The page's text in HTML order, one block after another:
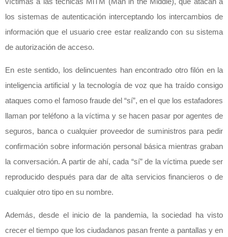
los sistemas de autenticación interceptando los intercambios de
información que el usuario cree estar realizando con su sistema
de autorización de acceso.
En este sentido, los delincuentes han encontrado otro filón en la
inteligencia artificial y la tecnología de voz que ha traído consigo
ataques como el famoso fraude del “sí”, en el que los estafadores
llaman por teléfono a la víctima y se hacen pasar por agentes de
seguros, banca o cualquier proveedor de suministros para pedir
confirmación sobre información personal básica mientras graban
la conversación. A partir de ahí, cada “sí” de la víctima puede ser
reproducido después para dar de alta servicios financieros o de
cualquier otro tipo en su nombre.
Además, desde el inicio de la pandemia, la sociedad ha visto
crecer el tiempo que los ciudadanos pasan frente a pantallas y en